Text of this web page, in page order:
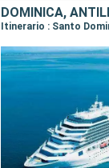
DOMINICA,